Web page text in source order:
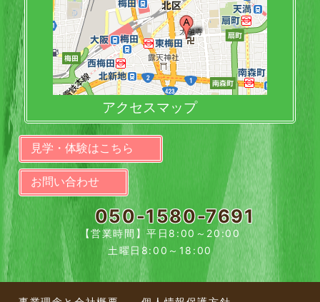
アクセスマップ
見学・体験はこちら
お問い合わせ
050-1580-7691
【営業時間】平日8:00～20:00
土曜日8:00～18:00